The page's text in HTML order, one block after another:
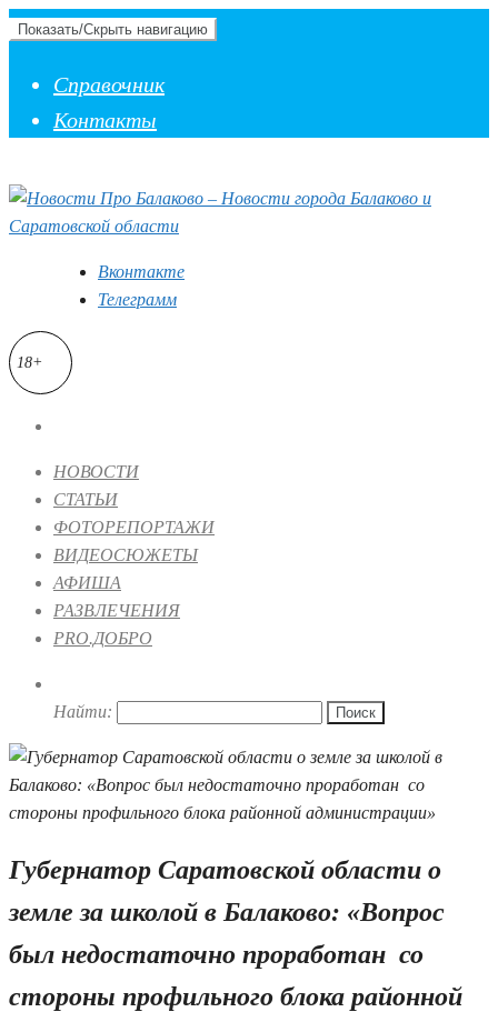
Показать/Скрыть навигацию
Справочник
Контакты
Вконтакте
Телеграмм
18+
НОВОСТИ
СТАТЬИ
ФОТОРЕПОРТАЖИ
ВИДЕОСЮЖЕТЫ
АФИША
РАЗВЛЕЧЕНИЯ
PRO.ДОБРО
Найти:
Губернатор Саратовской области о
земле за школой в Балаково: «Вопрос
был недостаточно проработан со
стороны профильного блока районной